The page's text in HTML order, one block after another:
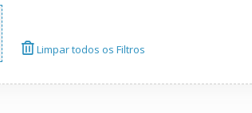
Limpar todos os Filtros